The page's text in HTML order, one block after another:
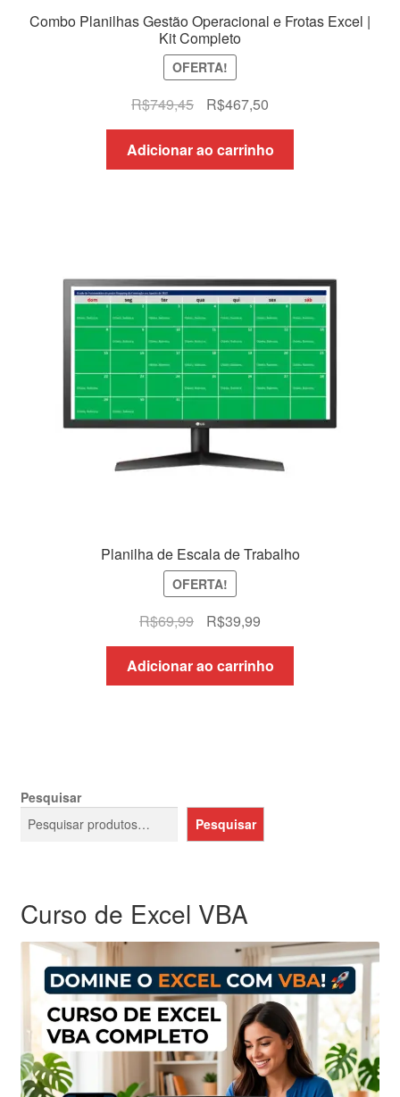
Combo Planilhas Gestão Operacional e Frotas Excel |
Kit Completo
OFERTA!
R$749,45
O
preço
original
era:
R$467,50O
preço
atual
é:
Adicionar ao carrinho
Planilha de Escala de Trabalho
OFERTA!
R$69,99
O
preço
original
era:
R$39,99O
preço
atual
é:
Adicionar ao carrinho
Pesquisar
Pesquisar
Curso de Excel VBA